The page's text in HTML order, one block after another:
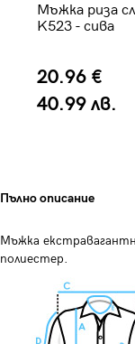
Мъжка риза
K523 - сива
20.96 €
40.99 лв.
Пълно описание
Мъжка
полиестер.